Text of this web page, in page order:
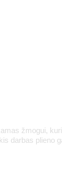
žmogui,
darbas plieno